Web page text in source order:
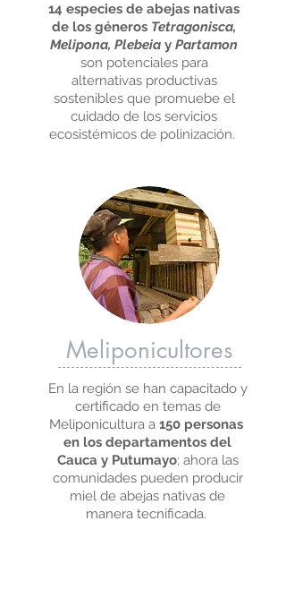
14 especies de abejas nativas
de los géneros Tetragonisca,
Melipona, Plebeia y Partamon
son potenciales para
alternativas productivas
sostenibles que promuebe el
cuidado de los servicios
ecosistémicos de polinización.
Meliponicultores
En la región se han capacitado y
certificado en temas de
Meliponicultura a150 personas
en los departamentos del
Cauca y Putumayo; ahora las
comunidades pueden producir
miel de abejas nativas de
manera tecnificada.